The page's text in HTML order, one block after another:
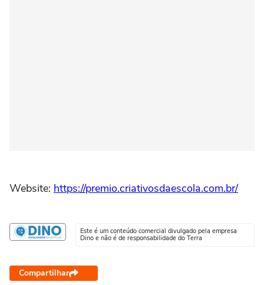
Website: https://premio.criativosdaescola.com.br/
Este é um conteúdo comercial divulgado pela empresa
Dino e não é de responsabilidade do Terra
Compartilhar